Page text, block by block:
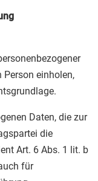
einholen,
Daten, die zur
die
Art. 6 Abs. 1 lit. b
für